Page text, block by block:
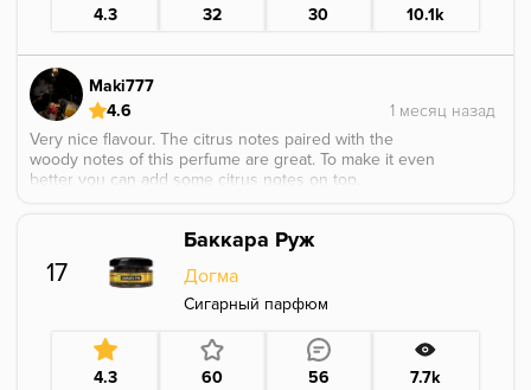
4.3 32 30 10.1k
Maki777
4.6
Very nice flavour. The citrus notes paired with the
woody notes of this perfume are great. To make it even
better you can add some citrus notes on top.
17
Баккара Руж
Догма
Сигарный парфюм
4.3 60 56 7.7k